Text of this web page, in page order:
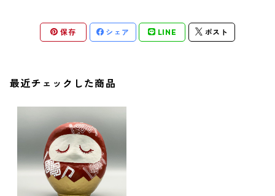
保存 シェア LINE ポスト
最近チェックした商品